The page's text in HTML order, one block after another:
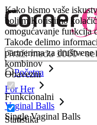
Kako bismo vaše
boljim.Koristimo
omogućavanje funkcija
Takođe delimo
partnerima za
kombinov
Obavezni
Funkcionalni
Statistika
Početna
For Her
Vaginal Balls
Single Vaginal Balls